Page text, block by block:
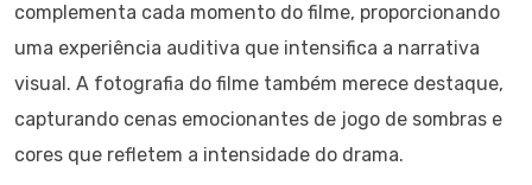
complementa cada momento do filme, proporcionando
uma experiência auditiva que intensifica a narrativa
visual. A fotografia do filme também merece destaque,
capturando cenas emocionantes de jogo de sombras e
cores que refletem a intensidade do drama.